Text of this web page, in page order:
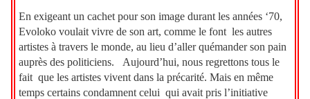
En exigeant un cachet pour son image durant les années ‘70,
Evoloko voulait vivre de son art, comme le font les autres
artistes à travers le monde, au lieu d’aller quémander son pain
auprès des politiciens. Aujourd’hui, nous regrettons tous le
fait que les artistes vivent dans la précarité. Mais en même
temps certains condamnent celui qui avait pris l’initiative